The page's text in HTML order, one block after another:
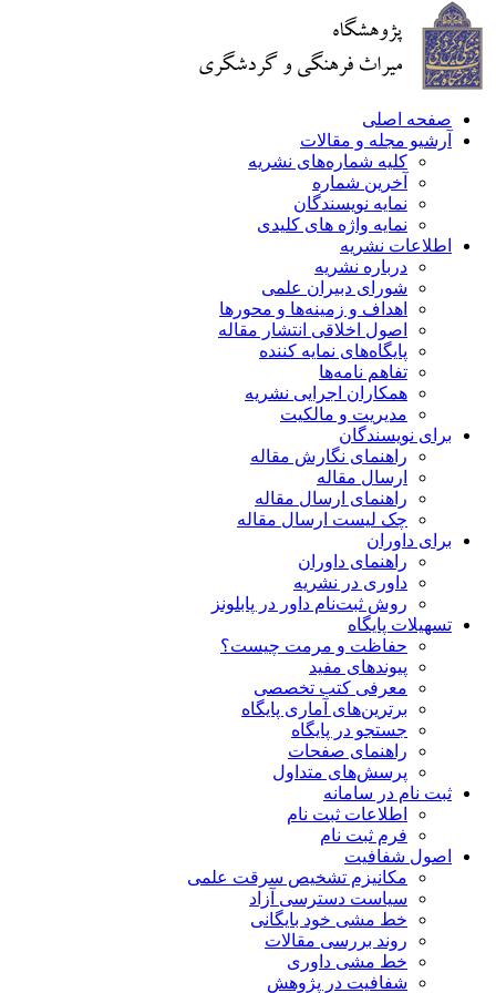
صفحه اصلی
آرشیو مجله و مقالات
کلیه شماره‌های نشریه
آخرین شماره
نمایه نویسندگان
نمایه واژه های کلیدی
اطلاعات نشریه
درباره نشریه
شورای دبیران علمی
اهداف و زمینه‌ها و محورها
اصول اخلاقی انتشار مقاله
پایگاه‌های نمایه کننده
تفاهم نامه‌ها
همکاران اجرایی نشریه
مدیریت و مالکیت
برای نویسندگان
راهنمای نگارش مقاله
ارسال مقاله
راهنمای ارسال مقاله
چک لیست ارسال مقاله
برای داوران
راهنمای داوران
داوری در نشریه
روش ثبت‌نام داور در پابلونز
تسهیلات پایگاه
حفاظت و مرمت چیست؟
پیوند‌های مفید
معرفی کتب تخصصی
برترین‌های آماری پایگاه
جستجو در پایگاه
راهنمای صفحات
پرسش‌های متداول
ثبت نام در سامانه
اطلاعات ثبت نام
فرم ثبت نام
اصول شفافیت
ﻣﮑﺎﻧﯿﺰم ﺗﺸﺨﯿﺺ ﺳﺮﻗﺖ ﻋﻠﻤﯽ
سیاست دسترسی آزاد
خط مشی خود بایگانی
روند بررسی مقالات
خط مشی داوری
شفافیت در پژوهش